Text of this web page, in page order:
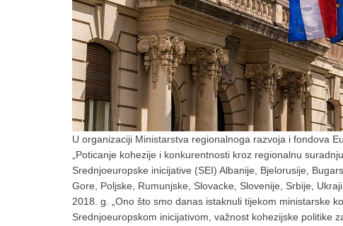
U organizaciji Ministarstva regionalnoga razvoja i fondova
„Poticanje kohezije i konkurentnosti kroz regionalnu
Srednjoeuropske inicijative (SEI) Albanije, Bjelorusije,
Gore, Poljske, Rumunjske, Slovacke, Slovenije, Srbije,
2018. g. „Ono što smo danas istaknuli tijekom ministarske
Srednjoeuropskom inicijativom, važnost kohezijske politike